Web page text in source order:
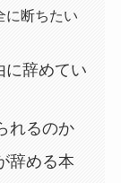
に断ちたい
に辞めてい
れるのか
辞める本